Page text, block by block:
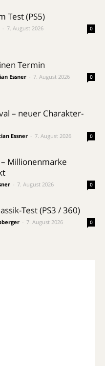
Test (PS5)
7. August 2026 0
Termin
Essner 7. August 2026 0
– neuer Charakter-
Essner 7. August 2026 0
Millionenmarke
7. August 2026 0
Test (PS3 / 360)
7. August 2026 0